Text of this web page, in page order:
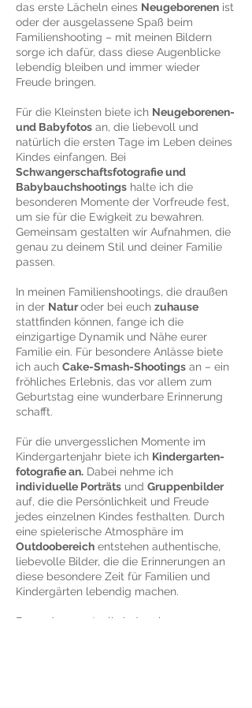
das erste Lächeln eines Neugeborenen ist
oder der ausgelassene Spaß beim
Familienshooting – mit meinen Bildern
sorge ich dafür, dass diese Augenblicke
lebendig bleiben und immer wieder
Freude bringen.
Für die Kleinsten biete ich Neugeborenen-
und Babyfotos an, die liebevoll und
natürlich die ersten Tage im Leben deines
Kindes einfangen. Bei
Schwangerschaftsfotografie und
Babybauchshootings halte ich die
besonderen Momente der Vorfreude fest,
um sie für die Ewigkeit zu bewahren.
Gemeinsam gestalten wir Aufnahmen, die
genau zu deinem Stil und deiner Familie
passen.
In meinen Familienshootings, die draußen
in der Naturoder bei euch zuhause
stattfinden können, fange ich die
einzigartige Dynamik und Nähe eurer
Familie ein. Für besondere Anlässe biete
ich auch Cake-Smash-Shootings an – ein
fröhliches Erlebnis, das vor allem zum
Geburtstag eine wunderbare Erinnerung
schafft.
Für die unvergesslichen Momente im
Kindergartenjahr biete ich Kindergarten-
fotografie an. Dabei nehme ich
individuelle Porträts und Gruppenbilder
auf, die die Persönlichkeit und Freude
jedes einzelnen Kindes festhalten. Durch
eine spielerische Atmosphäre im
Outdoobereich entstehen authentische,
liebevolle Bilder, die die Erinnerungen an
diese besondere Zeit für Familien und
Kindergärten lebendig machen.
Besonders wertvoll sind meine